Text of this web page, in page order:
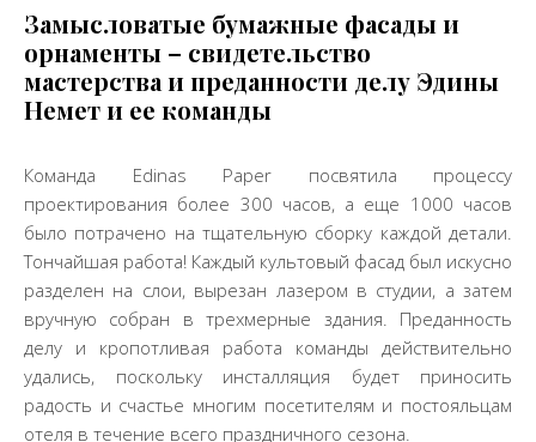
Замысловатые бумажные фасады и
орнаменты – свидетельство
мастерства и преданности делу Эдины
Немет и ее команды
Команда Edinas Paper посвятила процессу
проектирования более 300 часов, а еще 1000 часов
было потрачено на тщательную сборку каждой детали.
Тончайшая работа! Каждый культовый фасад был искусно
разделен на слои, вырезан лазером в студии, а затем
вручную собран в трехмерные здания. Преданность
делу и кропотливая работа команды действительно
удались, поскольку инсталляция будет приносить
радость и счастье многим посетителям и постояльцам
отеля в течение всего праздничного сезона.